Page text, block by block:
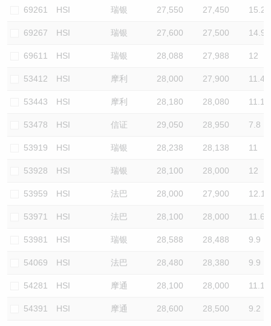
69261 HSI 瑞银 27,550 27,450 15.2
69267 HSI 瑞银 27,600 27,500 14.9
69611 HSI 瑞银 28,088 27,988 12
53412 HSI 摩利 28,000 27,900 11.4
53443 HSI 摩利 28,180 28,080 11.1
53478 HSI 信证 29,050 28,950 7.8
53919 HSI 瑞银 28,238 28,138 11
53928 HSI 瑞银 28,100 28,000 12
53959 HSI 法巴 28,000 27,900 12.1
53971 HSI 法巴 28,100 28,000 11.6
53981 HSI 瑞银 28,588 28,488 9.9
54069 HSI 法巴 28,480 28,380 9.9
54281 HSI 摩通 28,100 28,000 11.1
54391 HSI 摩通 28,600 28,500 9.2